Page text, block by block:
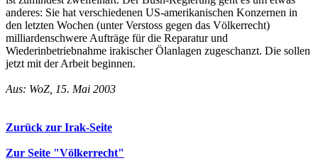
anderes: Sie hat verschiedenen US-amerikanischen Konzernen in
den letzten Wochen (unter Verstoss gegen das Völkerrecht)
milliardenschwere Aufträge für die Reparatur und
Wiederinbetriebnahme irakischer Ölanlagen zugeschanzt. Die sollen
jetzt mit der Arbeit beginnen.
Aus: WoZ, 15. Mai 2003
Zurück zur Irak-Seite
Zur Seite "Völkerrecht"